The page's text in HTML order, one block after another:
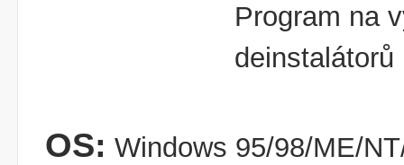
Program na
deinstalátorů
OS: Windows 95/98/ME/